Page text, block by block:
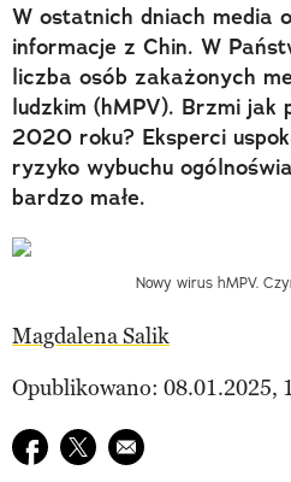
W ostatnich dniach media
informacje z Chin. W
liczba osób zakażonych
ludzkim (hMPV). Brzmi jak
2020 roku? Eksperci
ryzyko wybuchu
bardzo małe.
Nowy wirus hMPV.
Magdalena Salik
Opublikowano: 08.01.2025,
Udostępnij na facebook
Udostępnij na twitter
E-mail do